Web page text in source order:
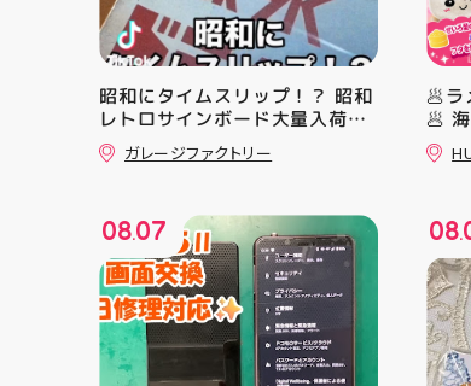
昭和にタイムスリップ！？ 昭和
レトロサインボード大量入荷し
ました！ 今回はお菓子系をまと
めてみました お部屋に飾ればバ
4F “ガレージファクトリー”へ遊
びに来てね️‍️‍️‍ #福島 #郡山 #郡山
駅前 #雑貨屋 #昭和レトロ
ガレージファクトリー
08.07
🥟ラ
🥟
ラ中
場！
ク
ら
っ
開け
ラ中
まん
にゅ
08.